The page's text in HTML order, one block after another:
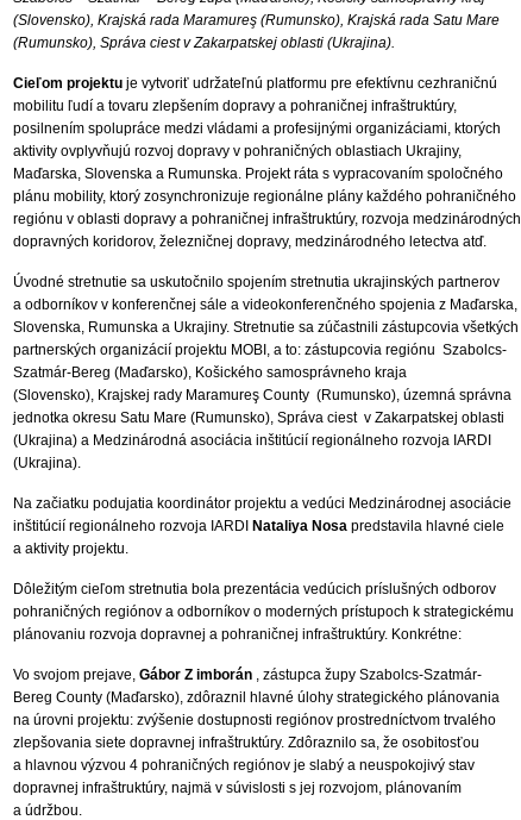
(Slovensko), Krajská rada Maramureş (Rumunsko), Krajská rada Satu Mare
(Rumunsko), Správa ciest v Zakarpatskej oblasti (Ukrajina).
Cieľom projektu je vytvoriť udržateľnú platformu pre efektívnu cezhraničnú
mobilitu ľudí a tovaru zlepšením dopravy a pohraničnej infraštruktúry,
posilnením spolupráce medzi vládami a profesijnými organizáciami, ktorých
aktivity ovplyvňujú rozvoj dopravy v pohraničných oblastiach Ukrajiny,
Maďarska, Slovenska a Rumunska. Projekt ráta s vypracovaním spoločného
plánu mobility, ktorý zosynchronizuje regionálne plány každého pohraničného
regiónu v oblasti dopravy a pohraničnej infraštruktúry, rozvoja medzinárodných
dopravných koridorov, železničnej dopravy, medzinárodného letectva atď.
Úvodné stretnutie sa uskutočnilo spojením stretnutia ukrajinských partnerov
a odborníkov v konferenčnej sále a videokonferenčného spojenia z Maďarska,
Slovenska, Rumunska a Ukrajiny. Stretnutie sa zúčastnili zástupcovia všetkých
partnerských organizácií projektu MOBI, a to: zástupcovia regiónu Szabolcs-
Szatmár-Bereg (Maďarsko), Košického samosprávneho kraja
(Slovensko), Krajskej rady Maramureş County (Rumunsko), územná správna
jednotka okresu Satu Mare (Rumunsko), Správa ciest v Zakarpatskej oblasti
(Ukrajina) a Medzinárodná asociácia inštitúcií regionálneho rozvoja IARDI
(Ukrajina).
Na začiatku podujatia koordinátor projektu a vedúci Medzinárodnej asociácie
inštitúcií regionálneho rozvoja IARDI
Nataliya Nosa predstavila hlavné ciele
a aktivity projektu.
Dôležitým cieľom stretnutia bola prezentácia vedúcich príslušných odborov
pohraničných regiónov a odborníkov o moderných prístupoch k strategickému
plánovaniu rozvoja dopravnej a pohraničnej infraštruktúry. Konkrétne:
Vo svojom prejave, Gábor Z imborán , zástupca župy Szabolcs-Szatmár-
Bereg County (Maďarsko), zdôraznil hlavné úlohy strategického plánovania
na úrovni projektu: zvýšenie dostupnosti regiónov prostredníctvom trvalého
zlepšovania siete dopravnej infraštruktúry. Zdôraznilo sa, že osobitosťou
a hlavnou výzvou 4 pohraničných regiónov je slabý a neuspokojivý stav
dopravnej infraštruktúry, najmä v súvislosti s jej rozvojom, plánovaním
a údržbou.